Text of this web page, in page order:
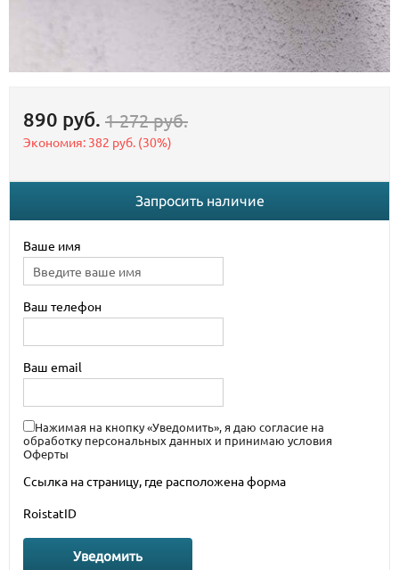
890 руб. 1 272 руб.
Экономия: 382 руб. (30%)
Запросить наличие
Ваше имя
Ваш телефон
Ваш email
Нажимая на кнопку «Уведомить», я даю согласие на
обработку персональных данных и принимаю условия
Оферты
Ссылка на страницу, где расположена форма
RoistatID
Уведомить